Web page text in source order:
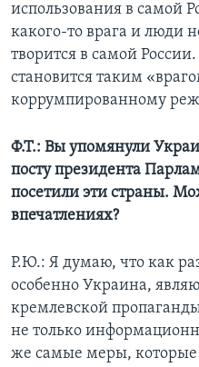
использования в самой
какого-то врага и люди
творится в самой
становится таким
коррумпированному
Ф.Т.: Вы упомянули
посту президента
посетили эти страны.
впечатлениях?
Р.Ю.: Я думаю, что как
особенно Украина,
кремлевской
не только
же самые меры, которые